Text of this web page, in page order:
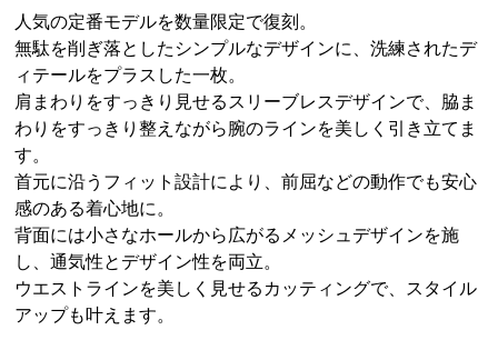
人気の定番モデルを数量限定で復刻。
無駄を削ぎ落としたシンプルなデザインに、洗練されたデ
ィテールをプラスした一枚。
肩まわりをすっきり見せるスリーブレスデザインで、脇ま
わりをすっきり整えながら腕のラインを美しく引き立てま
す。
首元に沿うフィット設計により、前屈などの動作でも安心
感のある着心地に。
背面には小さなホールから広がるメッシュデザインを施
し、通気性とデザイン性を両立。
ウエストラインを美しく見せるカッティングで、スタイル
アップも叶えます。